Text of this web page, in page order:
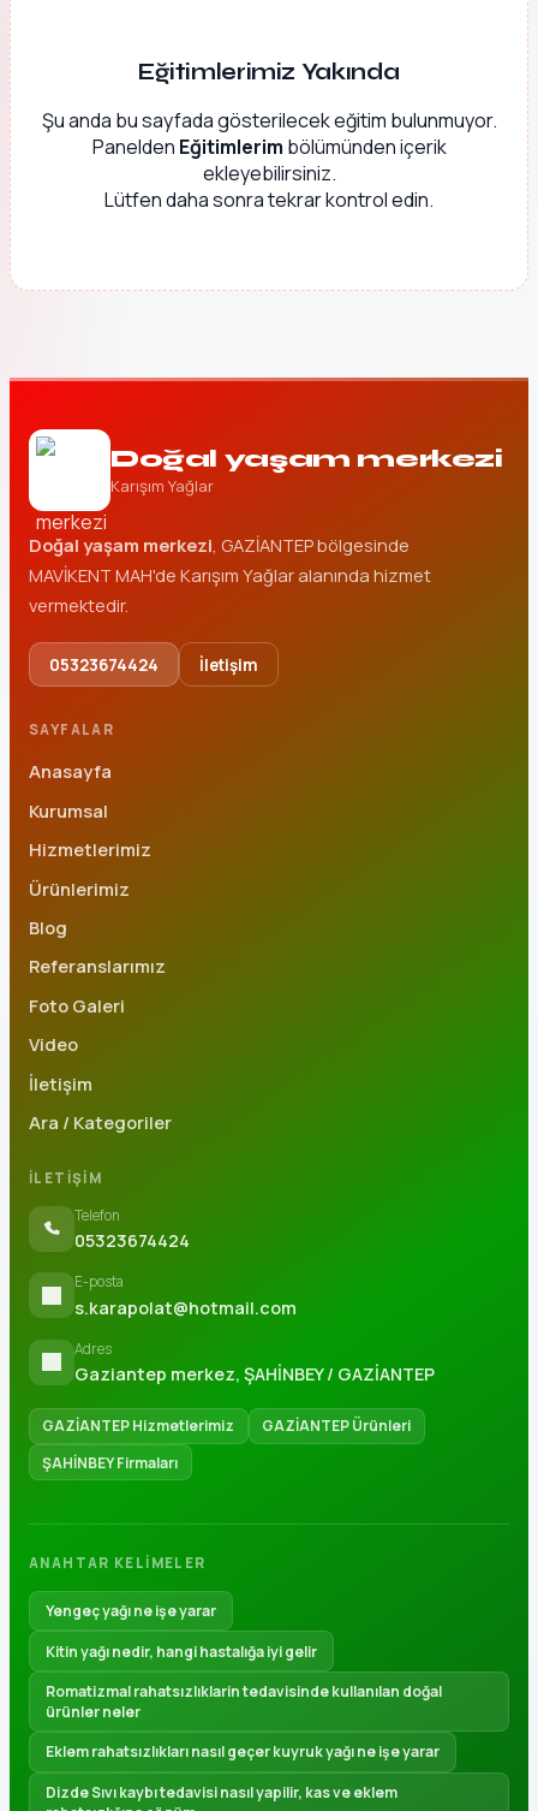
Eğitimlerimiz Yakında
Şu anda bu sayfada gösterilecek eğitim bulunmuyor.
Panelden Eğitimlerim bölümünden içerik
ekleyebilirsiniz.
Lütfen daha sonra tekrar kontrol edin.
Doğal yaşam merkezi
Karışım Yağlar
Doğal yaşam merkezi, GAZİANTEP bölgesinde
MAVİKENT MAH'de Karışım Yağlar alanında hizmet
vermektedir.
05323674424 İletişim
SAYFALAR
Anasayfa
Kurumsal
Hizmetlerimiz
Ürünlerimiz
Blog
Referanslarımız
Foto Galeri
Video
İletişim
Ara / Kategoriler
İLETIŞIM
Telefon
05323674424
E-posta
s.karapolat@hotmail.com
Adres
Gaziantep merkez, ŞAHİNBEY / GAZİANTEP
GAZİANTEP Hizmetlerimiz
GAZİANTEP Ürünleri
ŞAHİNBEY Firmaları
ANAHTAR KELIMELER
Yengeç yağı ne işe yarar
Kitin yağı nedir, hangi hastalığa iyi gelir
Romatizmal rahatsızlıklarin tedavisinde kullanılan doğal
ürünler neler
Eklem rahatsızlıkları nasıl geçer kuyruk yağı ne işe yarar
Dizde Sıvı kaybı tedavisi nasıl yapilir, kas ve eklem